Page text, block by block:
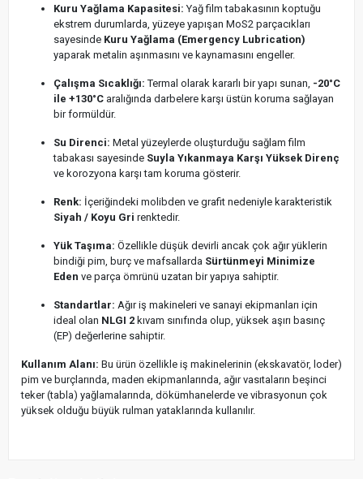
Kuru Yağlama Kapasitesi: Yağ film tabakasının koptuğu
ekstrem durumlarda, yüzeye yapışan MoS2 parçacıkları
sayesinde Kuru Yağlama (Emergency Lubrication)
yaparak metalin aşınmasını ve kaynamasını engeller.
Çalışma Sıcaklığı: Termal olarak kararlı bir yapı sunan, -20°C
ile +130°C aralığında darbelere karşı üstün koruma sağlayan
bir formüldür.
Su Direnci: Metal yüzeylerde oluşturduğu sağlam film
tabakası sayesinde Suyla Yıkanmaya Karşı Yüksek Direnç
ve korozyona karşı tam koruma gösterir.
Renk: İçeriğindeki molibden ve grafit nedeniyle karakteristik
Siyah / Koyu Gri renktedir.
Yük Taşıma: Özellikle düşük devirli ancak çok ağır yüklerin
bindiği pim, burç ve mafsallarda Sürtünmeyi Minimize
Eden ve parça ömrünü uzatan bir yapıya sahiptir.
Standartlar: Ağır iş makineleri ve sanayi ekipmanları için
ideal olan NLGI 2 kıvam sınıfında olup, yüksek aşırı basınç
(EP) değerlerine sahiptir.
Kullanım Alanı: Bu ürün özellikle iş makinelerinin (ekskavatör, loder)
pim ve burçlarında, maden ekipmanlarında, ağır vasıtaların beşinci
teker (tabla) yağlamalarında, dökümhanelerde ve vibrasyonun çok
yüksek olduğu büyük rulman yataklarında kullanılır.